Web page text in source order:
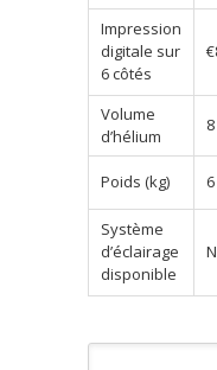
Impression
digitale sur
6 côtés
Volume
d’hélium
8
Poids (kg) 6
Système
d’éclairage
disponible